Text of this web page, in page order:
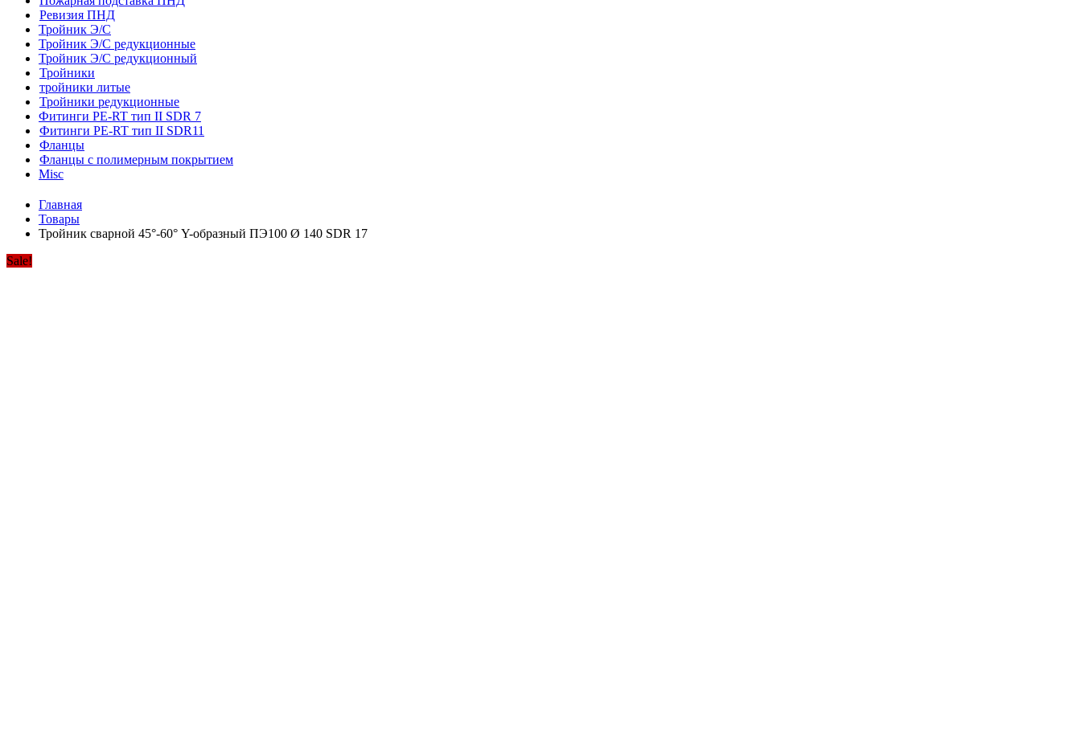
Ревизия ПНД
Тройник Э/С
Тройник Э/С редукционные
Тройник Э/С редукционный
Тройники
тройники литые
Тройники редукционные
Фитинги PE-RT тип II SDR 7
Фитинги PE-RT тип II SDR11
Фланцы
Фланцы с полимерным покрытием
Misc
Главная
Товары
Тройник сварной 45°-60° Y-образный ПЭ100 Ø 140 SDR 17
Sale!